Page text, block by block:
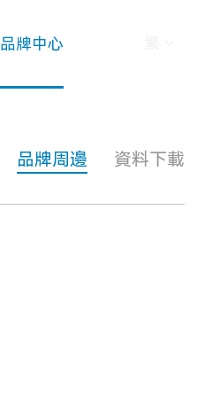
品牌中心
品牌周邊 資料下載